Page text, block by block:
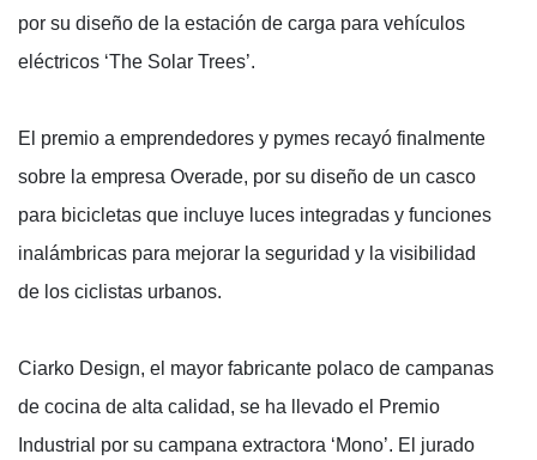
por su diseño de la estación de carga para vehículos
eléctricos ‘The Solar Trees’.
El premio a emprendedores y pymes recayó finalmente
sobre la empresa Overade, por su diseño de un casco
para bicicletas que incluye luces integradas y funciones
inalámbricas para mejorar la seguridad y la visibilidad
de los ciclistas urbanos.
Ciarko Design, el mayor fabricante polaco de campanas
de cocina de alta calidad, se ha llevado el Premio
Industrial por su campana extractora ‘Mono’. El jurado